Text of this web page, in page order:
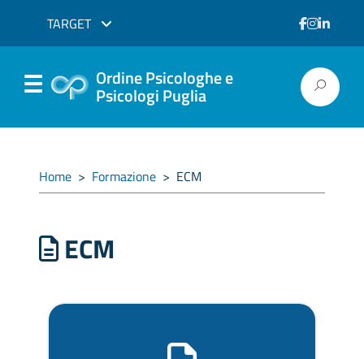
TARGET
Ordine Psicologhe e
Psicologi Puglia
Home > Formazione > ECM
ECM